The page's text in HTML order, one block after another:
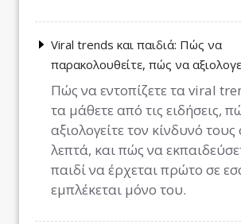
Viral trends και παιδιά: Πώς να
παρακολουθείτε, πώς να
Πώς να εντοπίζετε τα viral
τα μάθετε από τις ειδήσεις,
αξιολογείτε τον κίνδυνό τους
λεπτά, και πώς να
παιδί να έρχεται πρώτο σε
εμπλέκεται μόνο του.